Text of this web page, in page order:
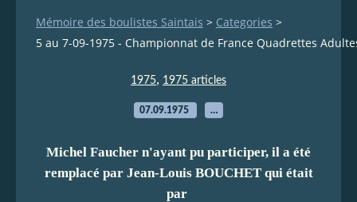
Mémoire des boulistes Saintais > Categories >
5 au 7-09-1975 - Championnat de France Quadrettes
1975, 1975 articles
07.09.1975 …
Michel Faucher n'ayant pu participer, il a été
remplacé par Jean-Louis BOUCHET qui était
par